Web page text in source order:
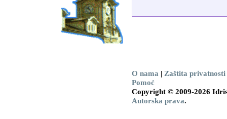
O nama | Zaštita privatnosti
Pomoć
Copyright © 2009-2026
Autorska prava.